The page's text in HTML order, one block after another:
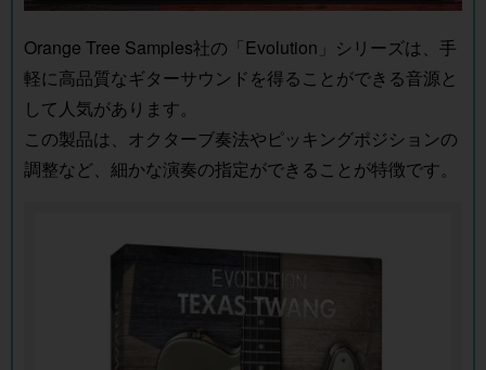
Orange Tree Samples社の「Evolution」シリーズは、手
軽に高品質なギターサウンドを得ることができる音源と
して人気があります。
この製品は、オクターブ奏法やピッキングポジションの
調整など、細かな演奏の指定ができることが特徴です。